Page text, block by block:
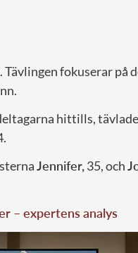
fokuserar på
hittills,
Jennifer, 35, och
– expertens analys